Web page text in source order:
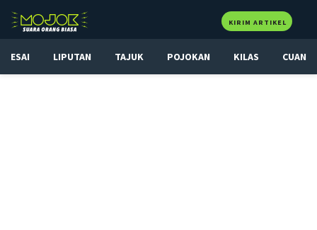
KIRIM ARTIKEL
ESAI LIPUTAN TAJUK POJOKAN KILAS CUAN